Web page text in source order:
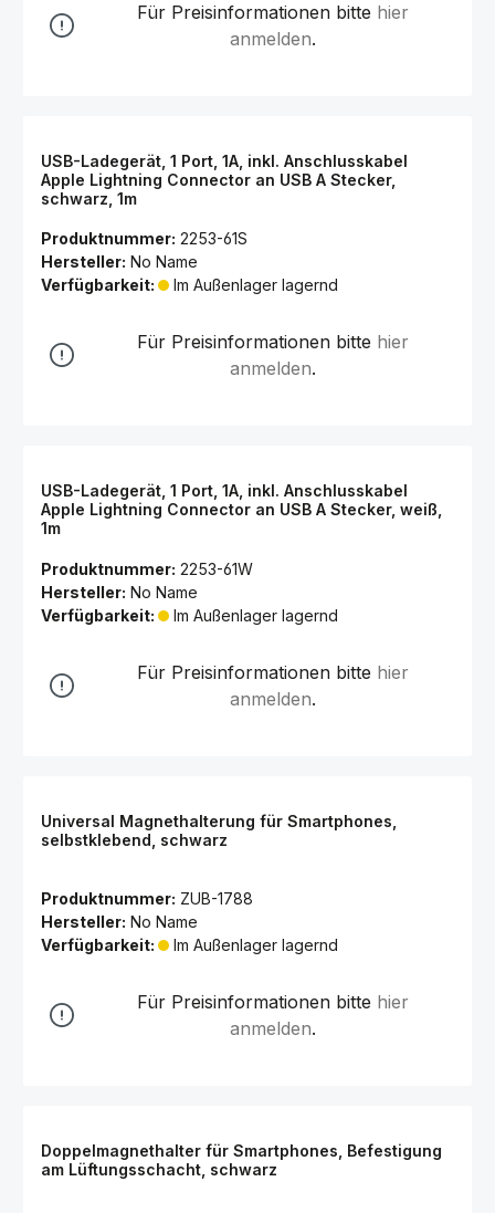
Für Preisinformationen bitte hier
anmelden.
USB-Ladegerät, 1 Port, 1A, inkl. Anschlusskabel
Apple Lightning Connector an USB A Stecker,
schwarz, 1m
Produktnummer: 2253-61S
Hersteller: No Name
Verfügbarkeit:
Im Außenlager lagernd
Für Preisinformationen bitte hier
anmelden.
USB-Ladegerät, 1 Port, 1A, inkl. Anschlusskabel
Apple Lightning Connector an USB A Stecker, weiß,
1m
Produktnummer: 2253-61W
Hersteller: No Name
Verfügbarkeit:
Im Außenlager lagernd
Für Preisinformationen bitte hier
anmelden.
Universal Magnethalterung für Smartphones,
selbstklebend, schwarz
Produktnummer: ZUB-1788
Hersteller: No Name
Verfügbarkeit:
Im Außenlager lagernd
Für Preisinformationen bitte hier
anmelden.
Doppelmagnethalter für Smartphones, Befestigung
am Lüftungsschacht, schwarz